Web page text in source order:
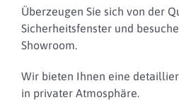
Überzeugen Sie sich von der
Sicherheitsfenster und
Showroom.
Wir bieten Ihnen eine
in privater Atmosphäre.